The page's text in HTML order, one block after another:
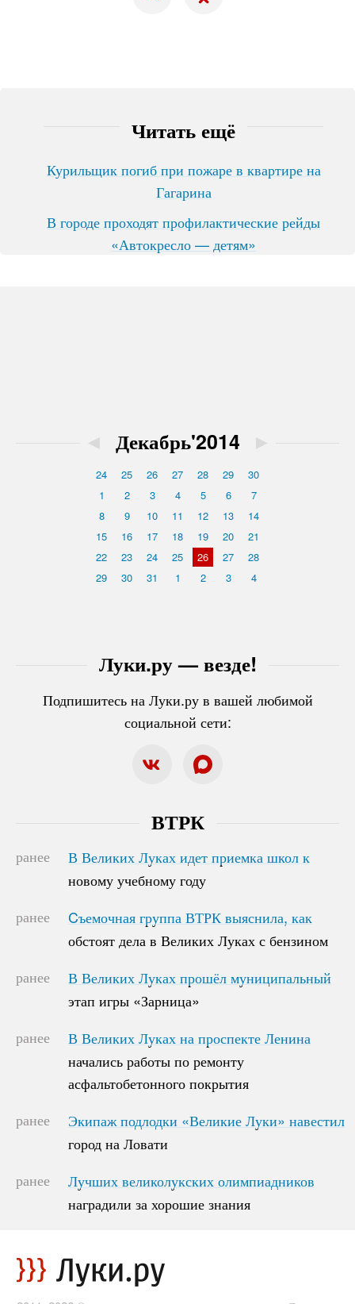
Читать ещё
Курильщик погиб при пожаре в квартире на
Гагарина
В городе проходят профилактические рейды
«Автокресло — детям»
Луки.ру — везде!
Подпишитесь на Луки.ру в вашей любимой
социальной сети:
◄ Декабрь'2014 ►
24 25 26 27 28 29
30
1
2 3 4 5 6
7
8
9 10 11 12 13
14
15
16 17 18 19 20
21
22
23 24 25 26 27
28
29
30 31 1 2 3 4
ВТРК
ранее
В Великих Луках идет приемка школ к
новому учебному году
В Великих Луках идет приемка школ к
новому учебному году
ранее
Cъемочная группа ВТРК выяснила, как
обстоят дела в Великих Луках с бензином
Cъемочная группа ВТРК выяснила, как
обстоят дела в Великих Луках с бензином
ранее
В Великих Луках прошёл муниципальный
этап игры «Зарница»
В Великих Луках прошёл муниципальный
этап игры «Зарница»
ранее
В Великих Луках на проспекте Ленина
начались работы по ремонту
асфальтобетонного покрытия
В Великих Луках на проспекте Ленина
начались работы по ремонту
асфальтобетонного покрытия
ранее
Экипаж подлодки «Великие Луки» навестил
город на Ловати
Экипаж подлодки «Великие Луки» навестил
город на Ловати
ранее
Лучших великолукских олимпиадников
наградили за хорошие знания
Лучших великолукских олимпиадников
наградили за хорошие знания